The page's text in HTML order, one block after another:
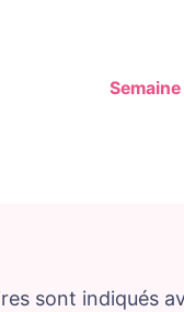
sont indiqués